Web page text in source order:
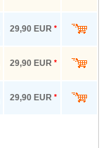
29,90 EUR *
29,90 EUR *
29,90 EUR *